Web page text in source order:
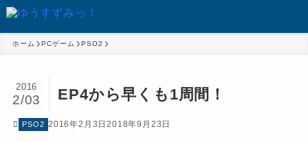
ホーム PCゲーム PSO2
EP4から早くも1周間！
2016
2/03
PSO2 2016年2月3日2018年9月23日